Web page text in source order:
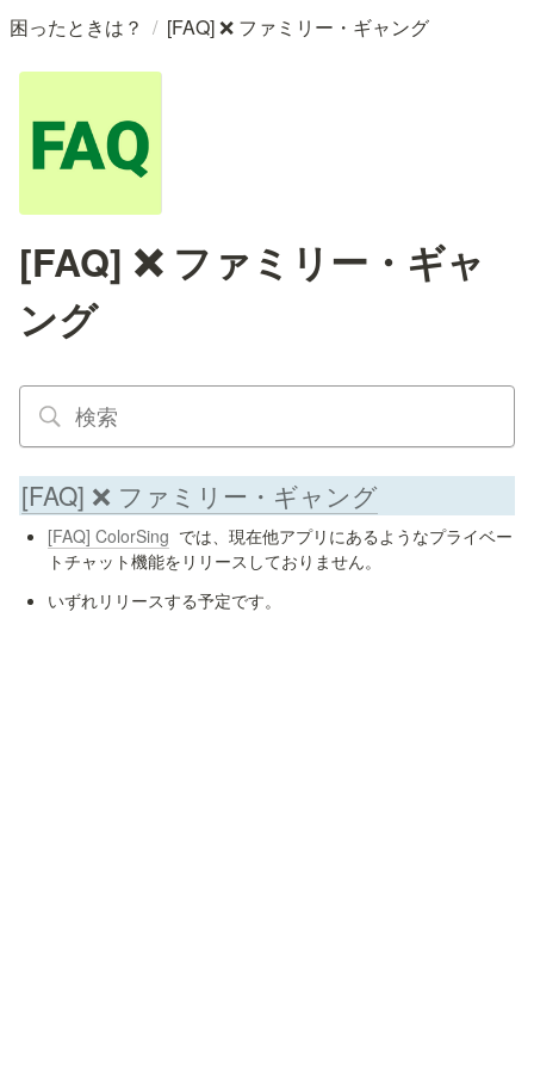
困ったときは？ / [FAQ] ❌ ファミリー・ギャング
[FAQ] ❌ ファミリー・ギャ
ング
[FAQ] ❌ ファミリー・ギャング
[FAQ] ColorSing
  では、現在他アプリにあるようなプライベー
トチャット機能をリリースしておりません。
いずれリリースする予定です。